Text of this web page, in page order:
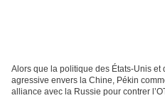
Alors que la politique des États-Unis et
agressive envers la Chine, Pékin
alliance avec la Russie pour contrer